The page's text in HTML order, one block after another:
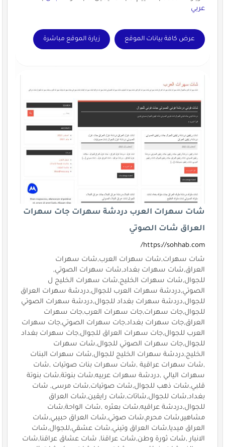
عربي
عرض كافة بيانات الموقع زيارة الموقع مباشرة
شات سهرات العرب دردشة سهرات جات سهرات
العراق شات الصوتي
https://sohhab.com/
شات سهرات,شات سهرات العرب,شات سهرات
العراق,شات سهرات بغداد,شات سهرات الصوتي,
للجوال,شات سهرات الخليج,شات سهرات الخليج ل
الصوتي,دردشة سهرات العرب للجوال,دردشة سهرات العراق
للجوال,دردشة سهرات بغداد للجوال,دردشة سهرات الصوتي
للجوال,جات سهرات,جات سهرات العرب,جات سهرات
العراق,جات سهرات بغداد,جات سهرات الصوتي,جات سهرات
العرب للجوال,جات سهرات العراق للجوال,جات سهرات بغداد
للجوال,جات سهرات الصوتي للجوال,شات سهرات
الخليج,دردشة سهرات الخليج للجوال,شات سهرات البنات
,شات سهرات عراقية ,شات سهرات بنات صوتيات ,شات
سهرات اليالي ,دردشة سهرات عربيه,شات بنوتة,شات بنوتة
قلبي,شات ذهب للجوال,شات صوتيات,شات مرسى, شات
بغداد,شات للجوال,شاتات,شات رايقين,شات العراق
للجوال,دردشة عراقيه,شات بعثره ,شات الواحة,شات
مشاهير,شات محرم,شات صوتي,شات العراق حبيبي,شات
العراق ميديا,شات العراق وتيني,شات عشقي,للجوال,شات
الانبار ,شات ثورة وطن,شات عراقنا, شات عشاق عراقنا,شات